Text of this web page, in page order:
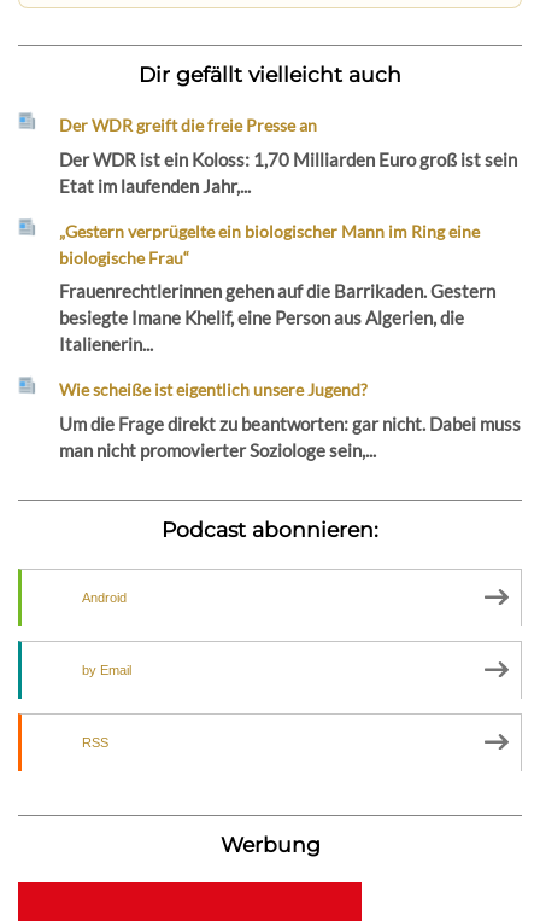
Dir gefällt vielleicht auch
Der WDR greift die freie Presse an
Der WDR ist ein Koloss: 1,70 Milliarden Euro groß ist sein
Etat im laufenden Jahr,...
„Gestern verprügelte ein biologischer Mann im Ring eine
biologische Frau“
Frauenrechtlerinnen gehen auf die Barrikaden. Gestern
besiegte Imane Khelif, eine Person aus Algerien, die
Italienerin...
Wie scheiße ist eigentlich unsere Jugend?
Um die Frage direkt zu beantworten: gar nicht. Dabei muss
man nicht promovierter Soziologe sein,...
Podcast abonnieren:
Android
by Email
RSS
Werbung